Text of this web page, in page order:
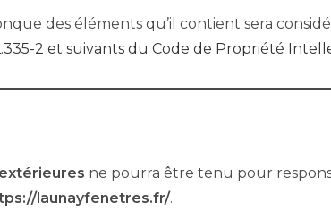
des éléments qu’il contient sera
2 et suivants du Code de Propriété
extérieures ne pourra être tenu pour
launayfenetres.fr/.